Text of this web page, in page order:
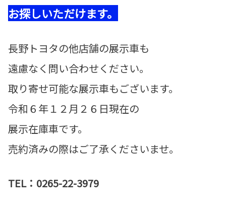
お探しいただけます。
長野トヨタの他店舗の展示車も
遠慮なく問い合わせください。
取り寄せ可能な展示車もございます。
令和６年１２月２６日現在の
展示在庫車です。
売約済みの際はご了承くださいませ。
TEL：0265-22-3979